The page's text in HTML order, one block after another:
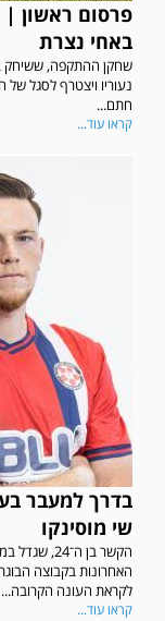
פרסום ראשון |
באחי נצרת
שחקן ההתקפה, ששיחק
נעוריו ויצטרף לסגל
חתם...
קראו עוד...
בדרך למעבר
שי מוסינקו
הקשר בן
האחרונות בקבוצה
לקראת העונה הקרובה...
קראו עוד...